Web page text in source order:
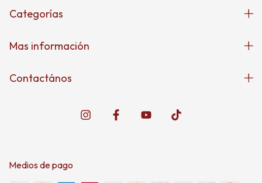
Categorías
Mas información
Contactános
Medios de pago